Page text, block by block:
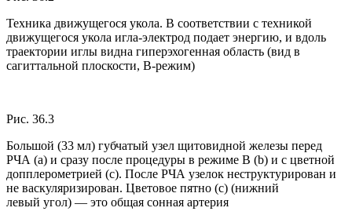
Техника движущегося укола. В соответствии с техникой
движущегося укола игла-электрод подает энергию, и вдоль
траектории иглы видна гиперэхогенная область (вид в
сагиттальной плоскости, B-режим)
Рис. 36.3
Большой (33 мл) губчатый узел щитовидной железы перед
РЧА (a) и сразу после процедуры в режиме B (b) и с цветной
допплерометрией (c). После РЧА узелок неструктурирован и
не васкуляризирован. Цветовое пятно (c) (нижний
левый угол) — это общая сонная артерия